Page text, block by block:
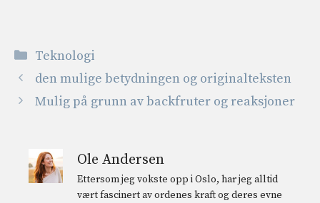
Kategorier
Teknologi
den mulige betydningen og originalteksten
Mulig på grunn av backfruter og reaksjoner
Ole Andersen
Ettersom jeg vokste opp i Oslo, har jeg alltid
vært fascinert av ordenes kraft og deres evne